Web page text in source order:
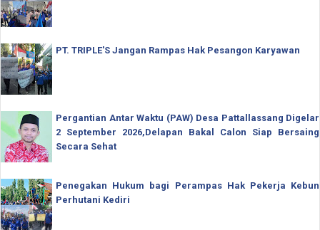
PT. TRIPLE'S Jangan Rampas Hak Pesangon Karyawan
Pergantian Antar Waktu (PAW) Desa Pattallassang Digelar
2 September 2026,Delapan Bakal Calon Siap Bersaing
Secara Sehat
Penegakan Hukum bagi Perampas Hak Pekerja Kebun
Perhutani Kediri